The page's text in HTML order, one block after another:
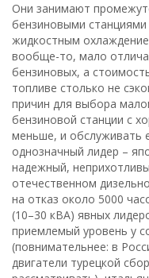
Они занимают
бензиновыми
жидкостным
вообще-то, мало
бензиновых, а
топливе столько не
причин для выбора
бензиновой станции с
меньше, и обслуживать
однозначный лидер –
надежный,
отечественном
на отказ около 5000
(10–30 кВА) явных
приемлемый уровень у
(повнимательнее: в
двигатели турецкой